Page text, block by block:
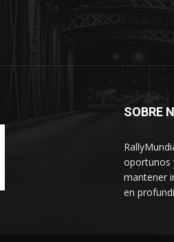
SOBRE
oportunos
mantener
en